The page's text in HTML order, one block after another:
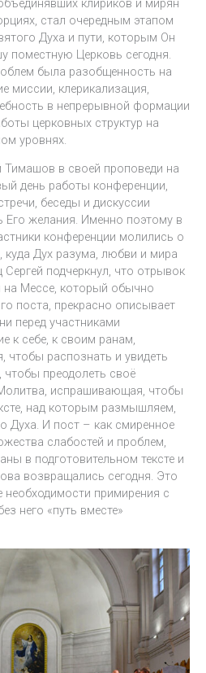
клириков и мирян
стал очередным этапом
Духа и пути, которым Он
поместную Церковь сегодня.
была разобщенность на
миссии, клерикализация,
в непрерывной формации
церковных структур на
уровнях.
Тимашов в своей проповеди на
день работы конференции,
беседы и дискуссии
Его желания. Именно поэтому в
конференции молились о
куда Дух разума, любви и мира
подчеркнул, что отрывок
на Мессе, который обычно
поста, прекрасно описывает
перед участниками
к себе, к своим ранам,
чтобы распознать и увидеть
чтобы преодолеть своё
испрашивающая, чтобы
над которым размышляем,
Духа. И пост – как смиренное
слабостей и проблем,
в подготовительном тексте и
возвращались сегодня. Это
необходимости примирения с
него «путь вместе»